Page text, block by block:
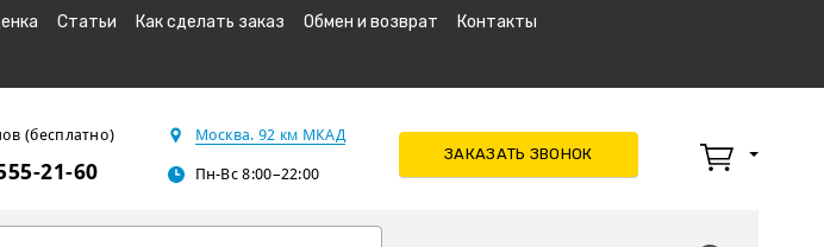
Статьи Как сделать заказ Обмен и возврат Контакты
(бесплатно)
21-60
Москва. 92 км МКАД
Пн-Вс 8:00–22:00
ЗАКАЗАТЬ ЗВОНОК